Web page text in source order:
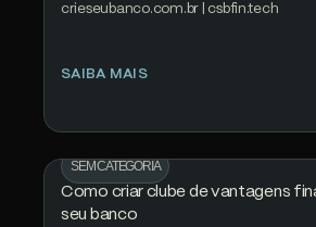
crieseubanco.com.br | csbfin.tech
SAIBA MAIS
SEM CATEGORIA
Como criar clube de vantagens
seu banco